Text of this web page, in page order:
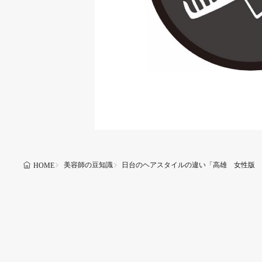
HOME 美容師の豆知識 日台のヘアスタイルの違い「高雄 女性版